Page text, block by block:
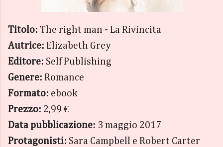
Titolo: The right man - La Rivincita
Autrice: Elizabeth Grey
Editore: Self Publishing
Genere: Romance
Formato: ebook
Prezzo: 2,99 €
Data pubblicazione: 3 maggio 2017
Protagonisti: Sara Campbell e Robert Carter